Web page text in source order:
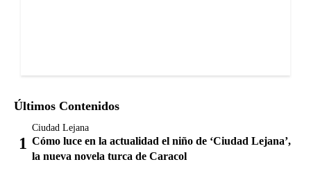
Últimos Contenidos
Ciudad Lejana
Cómo luce en la actualidad el niño de ‘Ciudad Lejana’,
la nueva novela turca de Caracol